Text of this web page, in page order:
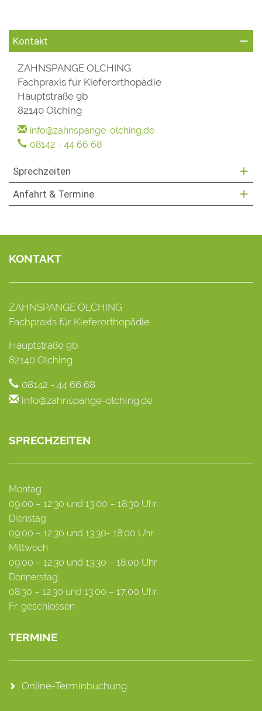
Kontakt
ZAHNSPANGE OLCHING
Fachpraxis für Kieferorthopädie
Hauptstraße 9b
82140 Olching
info@zahnspange-olching.de
08142 - 44 66 68
Sprechzeiten
Anfahrt & Termine
KONTAKT
ZAHNSPANGE OLCHING
Fachpraxis für Kieferorthopädie
Hauptstraße 9b
82140 Olching
08142 - 44 66 68
info@zahnspange-olching.de
SPRECHZEITEN
Montag
09:00 – 12:30 und 13:00 – 18:30 Uhr
Dienstag
09:00 – 12:30 und 13:30- 18:00 Uhr
Mittwoch
09:00 – 12:30 und 13:30 – 18:00 Uhr
Donnerstag
08:30 – 12:30 und 13:00 – 17:00 Uhr
Fr: geschlossen
TERMINE
Online-Terminbuchung